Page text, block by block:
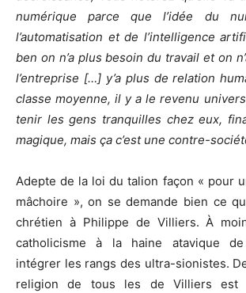
numérique parce que l’idée du
l’automatisation et de l’intelligence
ben on n’a plus besoin du travail et on
l’entreprise […] y’a plus de relation
classe moyenne, il y a le revenu
tenir les gens tranquilles chez eux,
magique, mais ça c’est une contre-
Adepte de la loi du talion façon « pour
mâchoire », on se demande bien ce
chrétien à Philippe de Villiers. À
catholicisme à la haine atavique de
intégrer les rangs des ultra-sionistes.
religion de tous les de Villiers